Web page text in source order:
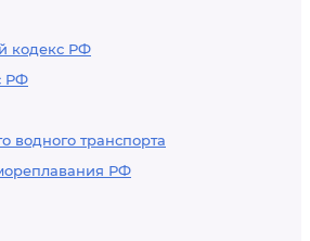
кодекс РФ
РФ
водного транспорта
РФ